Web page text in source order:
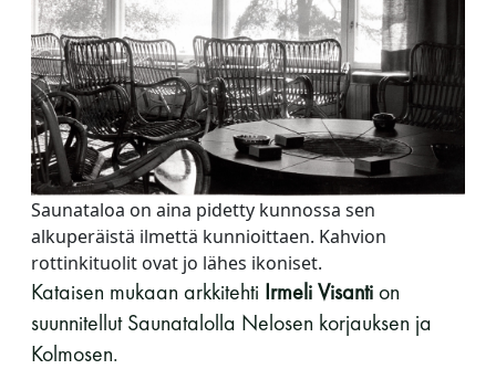
Saunataloa on aina pidetty kunnossa sen
alkuperäistä ilmettä kunnioittaen. Kahvion
rottinkituolit ovat jo lähes ikoniset.
Kataisen mukaan arkkitehti Irmeli Visantion
suunnitellut Saunatalolla Nelosen korjauksen ja
Kolmosen.